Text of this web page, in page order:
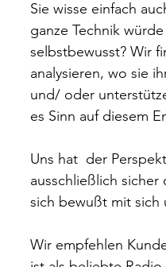
Sie wisse einfach
ganze Technik
selbstbewusst? Wir
analysieren, wo sie
und/ oder
es Sinn auf diesem
Uns hat  der
ausschließlich
sich bewußt mit sich
Wir empfehlen